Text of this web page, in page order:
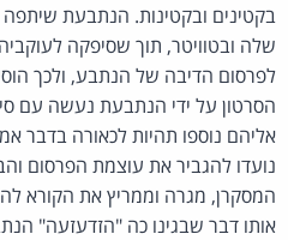
בקטינים ובקטינות. הנתבעת
שלה ובטוויטר, תוך שסיפקה
לפרסום הדיבה של הנתבע, ולכך
הסרטון על ידי הנתבעת נעשה עם
אליהם נוספו תהיות לכאורה בדבר
נועדו להגביר את עוצמת הפרסום
המסקרן, מגרה וממריץ את הקורא
אותו דבר שבגינו כה "הזדעזעה"